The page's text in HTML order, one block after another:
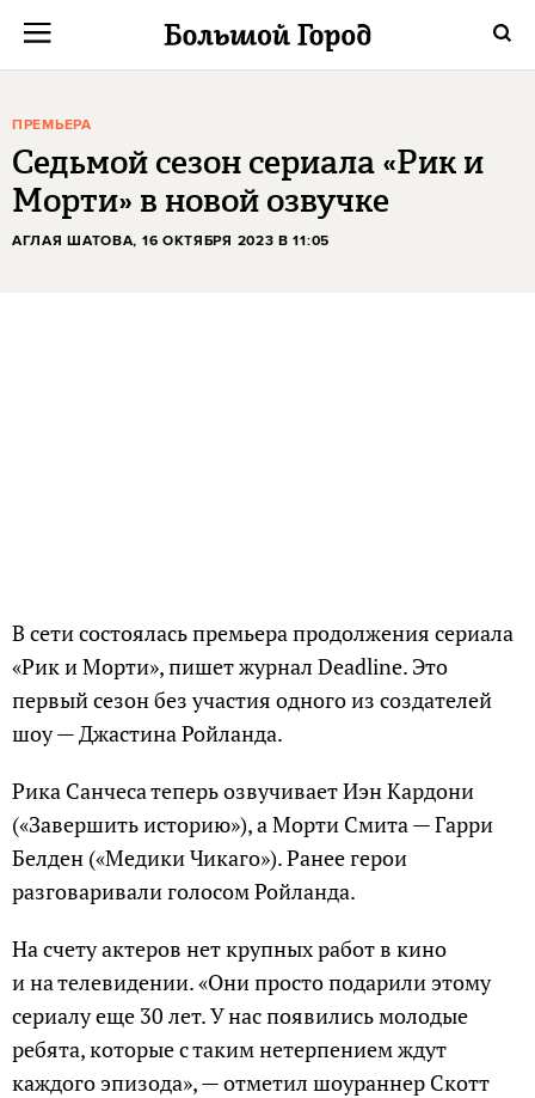
ПРЕМЬЕРА
Седьмой сезон сериала «Рик и
Морти» в новой озвучке
АГЛАЯ ШАТОВА, 16 ОКТЯБРЯ 2023 В 11:05
В сети состоялась премьера продолжения сериала
«Рик и Морти», пишет журнал Deadline. Это
первый сезон без участия одного из создателей
шоу — Джастина Ройланда.
Рика Санчеса теперь озвучивает Иэн Кардони
(«Завершить историю»), а Морти Смита — Гарри
Белден («Медики Чикаго»). Ранее герои
разговаривали голосом Ройланда.
На счету актеров нет крупных работ в кино
и на телевидении. «Они просто подарили этому
сериалу еще 30 лет. У нас появились молодые
ребята, которые с таким нетерпением ждут
каждого эпизода», — отметил шоураннер Скотт